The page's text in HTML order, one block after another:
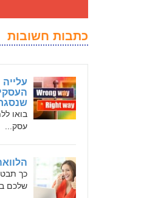
כתבות חשובות
בואו
עסק...
כך
שלכם